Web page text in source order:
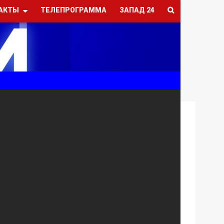
ТЕЛЕПРОГРАММА ЗАПАД 24